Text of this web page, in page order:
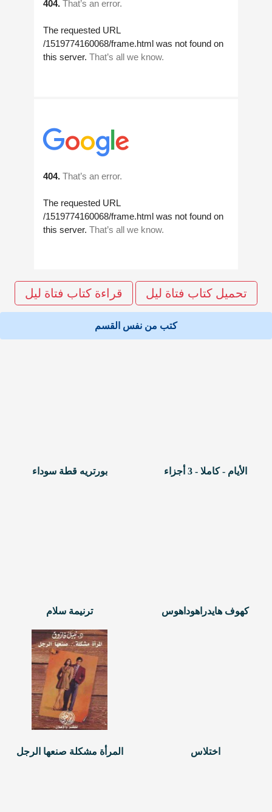
تحميل كتاب فتاة ليل قراءة كتاب فتاة ليل
كتب من نفس القسم
الأيام - كاملا - 3 أجزاء بورتريه قطة سوداء
كهوف هايدراهوداهوس ترنيمة سلام
اختلاس المرأة مشكلة صنعها الرجل